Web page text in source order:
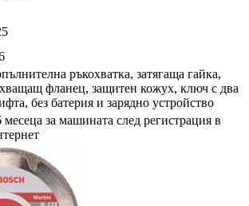
ръкохватка, затягаща гайка,
фланец, защитен кожух, ключ с два
без батерия и зарядно устройство
месеца за машината след регистрация в